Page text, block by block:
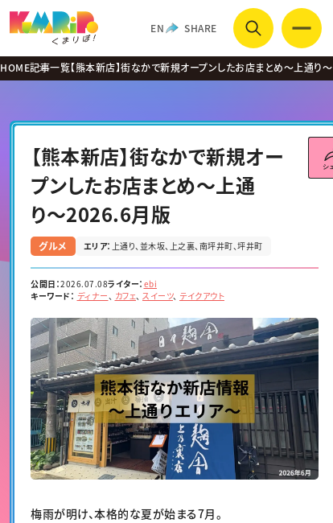
EN SHARE
HOME記事一覧【熊本新店】街なかで新規オープンしたお店まとめ〜上通り〜
2026.6月版
【熊本新店】街なかで新規オー
プンしたお店まとめ〜上通
り〜2026.6月版
グルメ エリア： 上通り 並木坂 上之裏 南坪井町 坪井町
公開日：2026.07.08ライター： ebi
キーワード： ディナー カフェ スイーツ テイクアウト
梅雨が明け、本格的な夏が始まる7月。